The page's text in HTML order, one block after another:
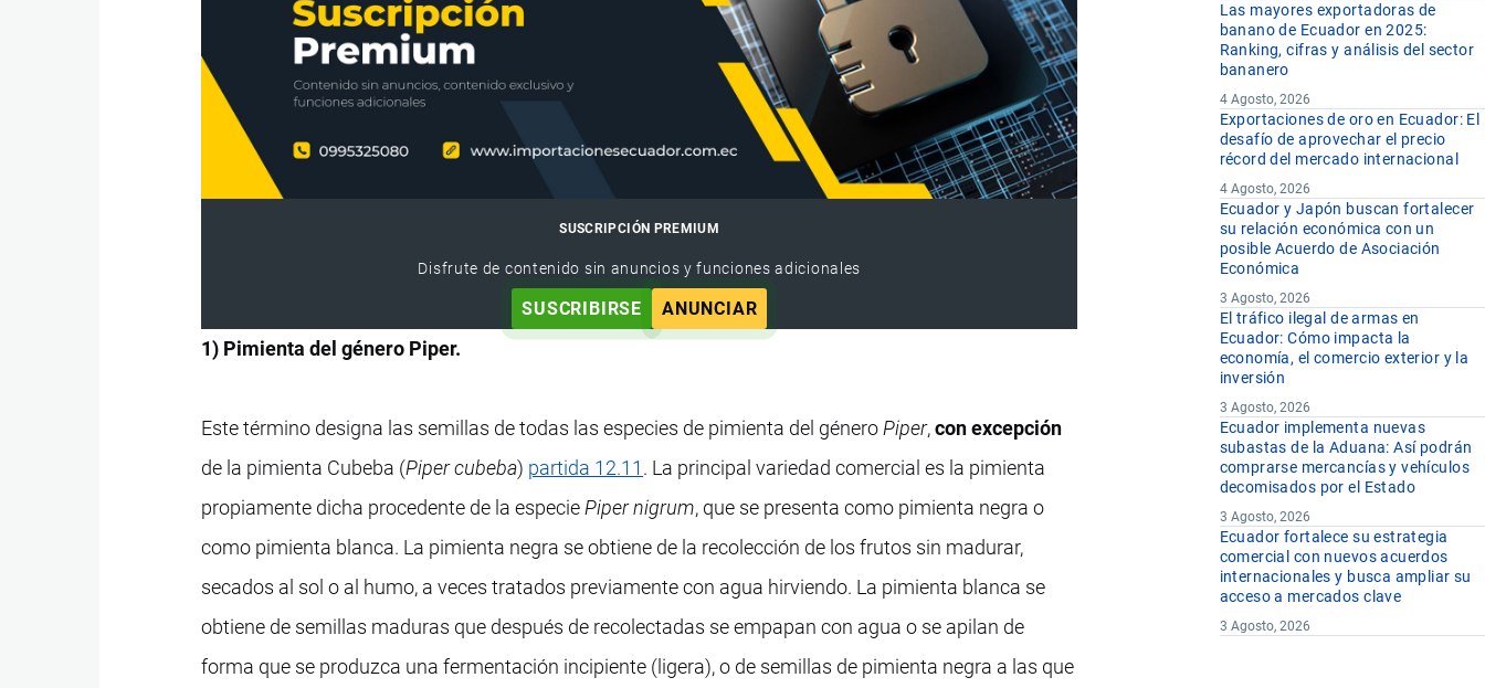
SUSCRIPCIÓN PREMIUM
Disfrute de contenido sin anuncios y funciones adicionales
SUSCRIBIRSE ANUNCIAR
1) Pimienta del género Piper.
Este término designa las semillas de todas las especies de pimienta del géneroPiper,con excepción
de la pimienta Cubeba (Piper cubeba) partida 12.11. La principal variedad comercial es la pimienta
propiamente dicha procedente de la especiePiper nigrum, que se presenta como pimienta negra o
como pimienta blanca. La pimienta negra se obtiene de la recolección de los frutos sin madurar,
secados al sol o al humo, a veces tratados previamente con agua hirviendo. La pimienta blanca se
obtiene de semillas maduras que después de recolectadas se empapan con agua o se apilan de
forma que se produzca una fermentación incipiente (ligera), o de semillas de pimienta negra a las que
Las mayores exportadoras de
banano de Ecuador en 2025:
Ranking, cifras y análisis del sector
bananero
4 Agosto, 2026
Exportaciones de oro en Ecuador: El
desafío de aprovechar el precio
récord del mercado internacional
4 Agosto, 2026
Ecuador y Japón buscan fortalecer
su relación económica con un
posible Acuerdo de Asociación
Económica
3 Agosto, 2026
El tráfico ilegal de armas en
Ecuador: Cómo impacta la
economía, el comercio exterior y la
inversión
3 Agosto, 2026
Ecuador implementa nuevas
subastas de la Aduana: Así podrán
comprarse mercancías y vehículos
decomisados por el Estado
3 Agosto, 2026
Ecuador fortalece su estrategia
comercial con nuevos acuerdos
internacionales y busca ampliar su
acceso a mercados clave
3 Agosto, 2026